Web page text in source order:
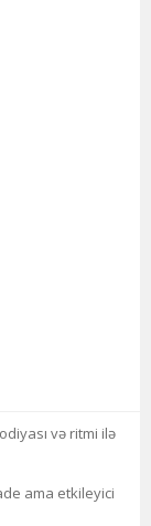
və ritmi ilə
ama etkileyici